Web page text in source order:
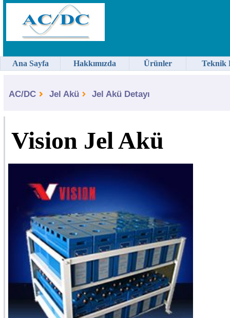
AC/DC Jel Akü Jel Akü Detayı
Vision Jel Akü
Ana Sayfa Hakkımızda Ürünler Teknik